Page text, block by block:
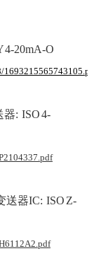
4-20mA-O
: ISO 4-
送器IC: ISO Z-